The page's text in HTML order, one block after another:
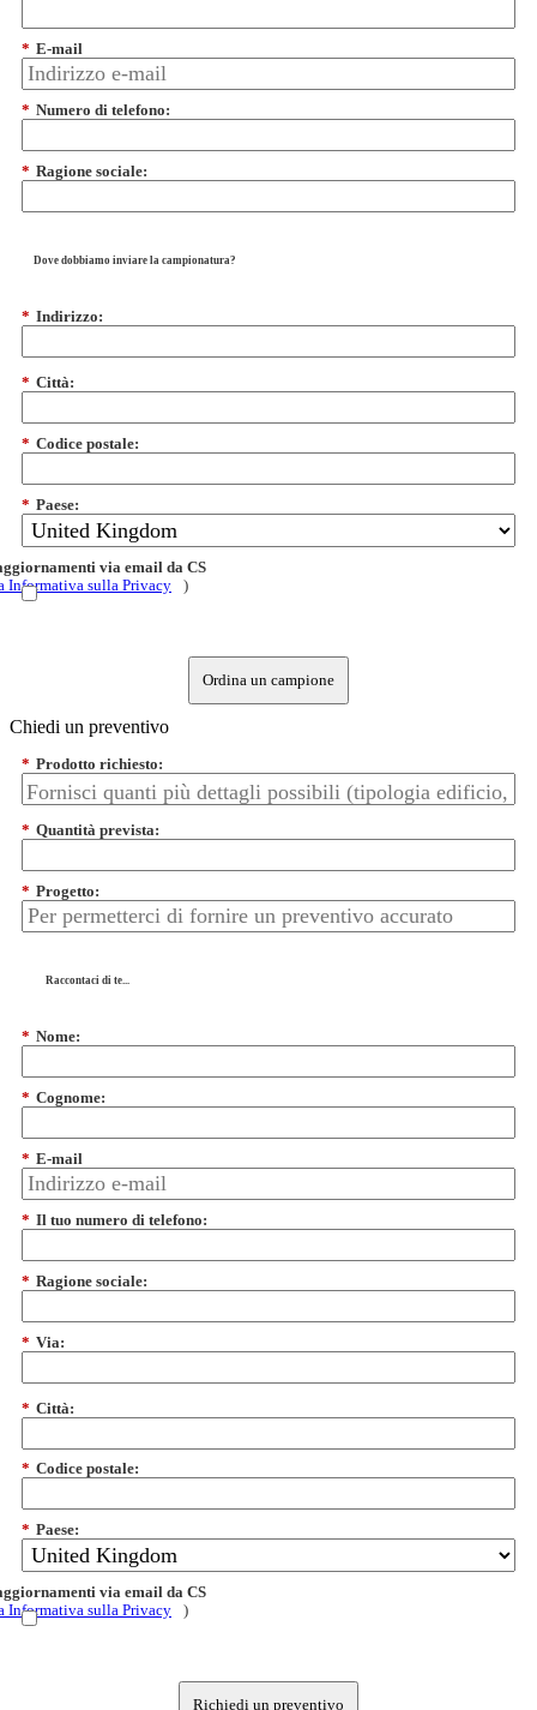
* E-mail
* Numero di telefono:
* Ragione sociale:
Dove dobbiamo inviare la campionatura?
* Indirizzo:
* Città:
* Codice postale:
* Paese:
via email da CS
Informativa sulla Privacy
)
Ordina un campione
Chiedi un preventivo
* Prodotto richiesto:
* Quantità prevista:
* Progetto:
Raccontaci di te...
* Nome:
* Cognome:
* E-mail
* Il tuo numero di telefono:
* Ragione sociale:
* Via:
* Città:
* Codice postale:
* Paese:
via email da CS
Informativa sulla Privacy
)
Richiedi un preventivo